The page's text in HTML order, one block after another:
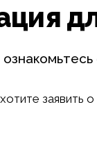
заявить